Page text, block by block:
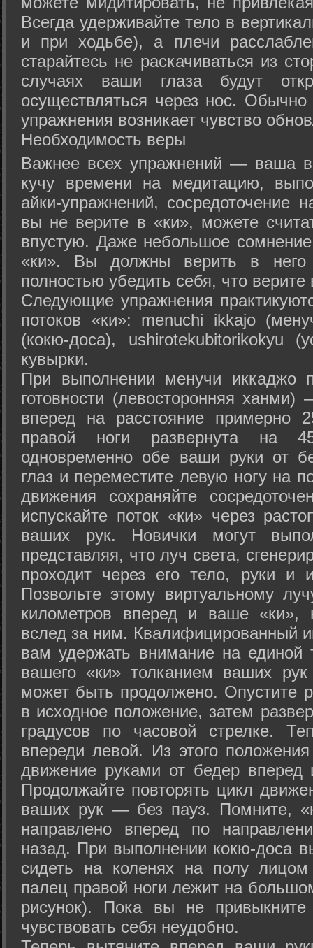
Всегда удерживайте тело в
и при ходьбе), а плечи
старайтесь не раскачиваться из
случаях ваши глаза будут
осуществляться через нос. Обычно
упражнения возникает чувство
Необходимость веры
Важнее всех упражнений — ваша
кучу времени на медитацию,
айки-упражнений, сосредоточение
вы не верите в «ки», можете
впустую. Даже небольшое сомнение
«ки». Вы должны верить в
полностью убедить себя, что верите
Следующие упражнения
потоков «ки»: menuchi ikkajo
(кокю-доса), ushiro­tekubitori­kokyu
кувырки.
При выполнении менучи иккаджо
готовности (левосторонняя
вперед на расстояние примерно
правой ноги развернута на
одновременно обе ваши руки от
глаз и переместите левую ногу на
движения сохраняйте
испускайте поток «ки» через
ваших рук. Новички могут
представляя, что луч света,
проходит через его тело, руки и
Позвольте этому виртуальному
километров вперед и ваше «ки»,
вслед за ним. Квалифицированный
вам удержать внимание на единой
вашего «ки» толканием ваших
может быть продолжено. Опустите
в исходное положение, затем
градусов по часовой стрелке.
впереди левой. Из этого
движение руками от бедер вперед
Продолжайте повторять цикл
ваших рук — без пауз. Помните,
направлено вперед по
назад. При выполнении кокю-доса
сидеть на коленях на полу
палец правой ноги лежит на
рисунок). Пока вы не
чувствовать себя неудобно.